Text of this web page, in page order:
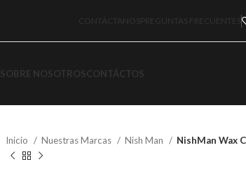
CONTÁCTANOS PREGUNTAS FRECUENTES
SOBRE NOSOTROSCONTÁCTOS
Inicio Nuestras Marcas Nish Man NishMan Wax